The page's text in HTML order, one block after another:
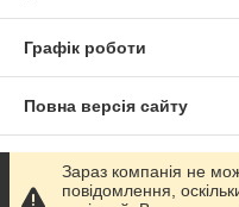
Графік роботи
Повна версія сайту
Сайт створено на
Зараз компанія не
повідомлення,